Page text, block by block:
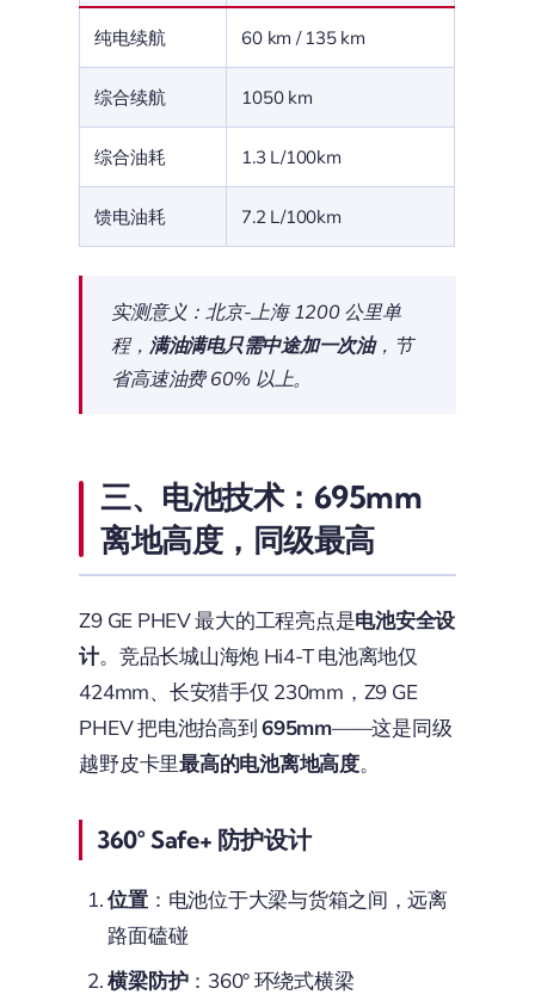
纯电续航 60 km / 135 km
综合续航 1050 km
综合油耗 1.3 L/100km
馈电油耗 7.2 L/100km
实测意义：北京-上海 1200 公里单
程， 满油满电只需中途加一次油，节
省高速油费 60% 以上。
三、电池技术：695mm
离地高度，同级最高
Z9 GE PHEV 最大的工程亮点是电池安全设
计。竞品长城山海炮 Hi4-T 电池离地仅
424mm、长安猎手仅 230mm，Z9 GE
PHEV 把电池抬高到695mm——这是同级
越野皮卡里最高的电池离地高度。
360° Safe+ 防护设计
位置：电池位于大梁与货箱之间，远离
路面磕碰
横梁防护：360° 环绕式横梁